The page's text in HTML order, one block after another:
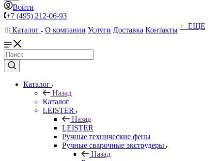
Войти
+7 (495) 212-06-93
Каталог
О компании Услуги Доставка Контакты + ЕЩЕ
Каталог
Назад
Каталог
LEISTER
Назад
LEISTER
Ручные технические фены
Ручные сварочные экструдеры
Назад